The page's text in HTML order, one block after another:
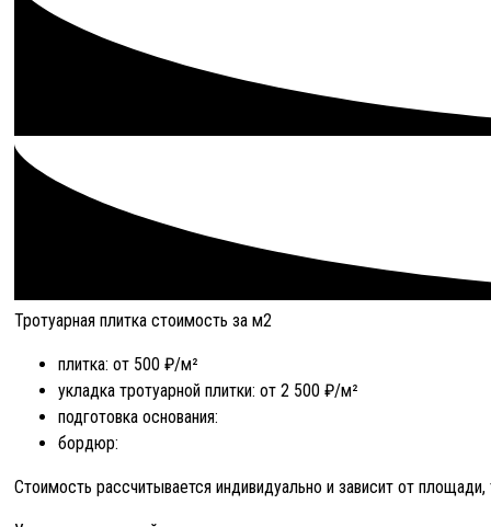
Тротуарная плитка стоимость за м2
плитка: от 500 ₽/м²
укладка тротуарной плитки: от 2 500 ₽/м²
подготовка основания:
бордюр:
Стоимость рассчитывается индивидуально и зависит от